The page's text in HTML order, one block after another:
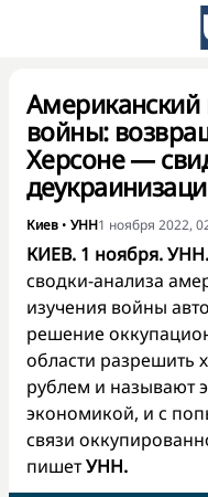
Американский
войны:
Херсоне —
Киев • УНН1 ноября 2022,
КИЕВ. 1 ноября. УНН.
сводки-анализа
изучения войны
решение
области разрешить
рублем и называют
экономикой, и с
связи
пишетУНН.